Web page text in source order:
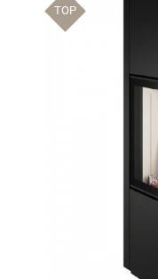
TOP